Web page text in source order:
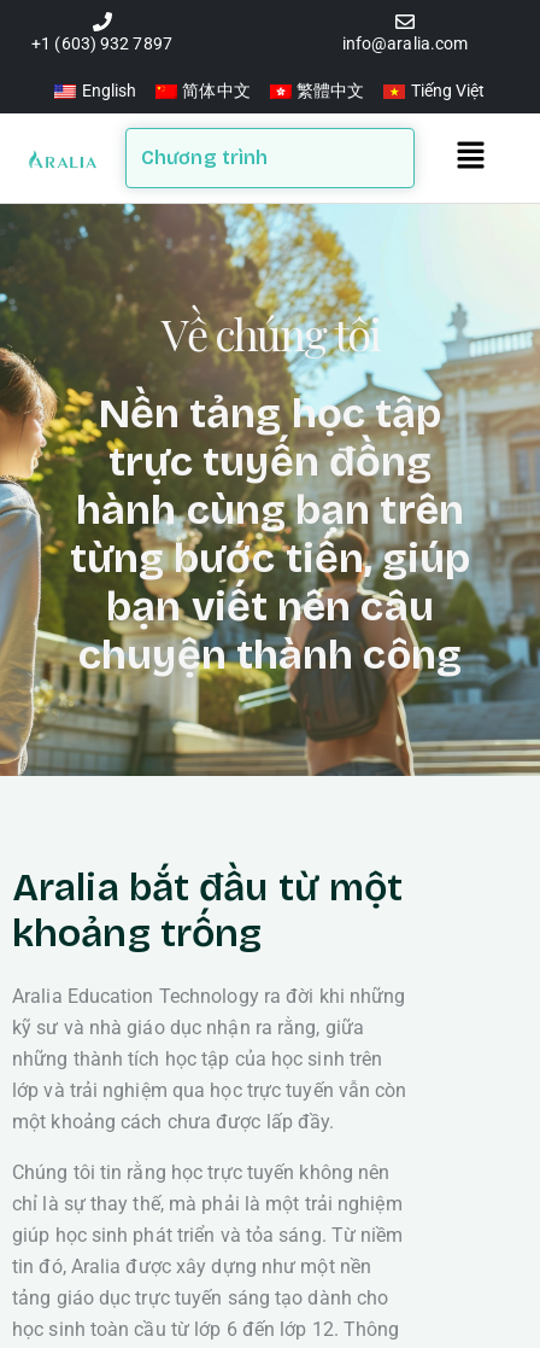
+1 (603) 932 7897 info@aralia.com
English 简体中文 繁體中文 Tiếng Việt
Chương trình
Main
Về chúng tôi
Nền tảng học tập
trực tuyến đồng
hành cùng bạn trên
từng bước tiến, giúp
bạn viết nên câu
chuyện thành công
Aralia bắt đầu từ một
khoảng trống
Aralia Education Technology ra đời khi những
kỹ sư và nhà giáo dục nhận ra rằng, giữa
những thành tích học tập của học sinh trên
lớp và trải nghiệm qua học trực tuyến vẫn còn
một khoảng cách chưa được lấp đầy.
Chúng tôi tin rằng học trực tuyến không nên
chỉ là sự thay thế, mà phải là một trải nghiệm
giúp học sinh phát triển và tỏa sáng. Từ niềm
tin đó, Aralia được xây dựng như một nền
tảng giáo dục trực tuyến sáng tạo dành cho
học sinh toàn cầu từ lớp 6 đến lớp 12. Thông